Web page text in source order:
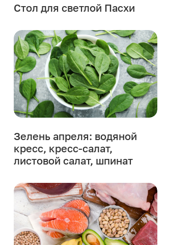
Стол для светлой Пасхи
Зелень апреля: водяной
кресс, кресс-салат,
листовой салат, шпинат